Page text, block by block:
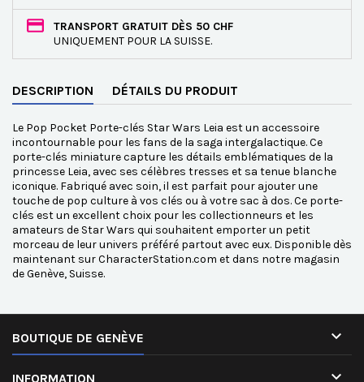
TRANSPORT GRATUIT DÈS 50 CHF
UNIQUEMENT POUR LA SUISSE.
DESCRIPTION DÉTAILS DU PRODUIT
Le Pop Pocket Porte-clés Star Wars Leia est un accessoire
incontournable pour les fans de la saga intergalactique. Ce
porte-clés miniature capture les détails emblématiques de la
princesse Leia, avec ses célèbres tresses et sa tenue blanche
iconique. Fabriqué avec soin, il est parfait pour ajouter une
touche de pop culture à vos clés ou à votre sac à dos. Ce porte-
clés est un excellent choix pour les collectionneurs et les
amateurs de Star Wars qui souhaitent emporter un petit
morceau de leur univers préféré partout avec eux. Disponible dès
maintenant sur CharacterStation.com et dans notre magasin
de Genève, Suisse.
BOUTIQUE DE GENÈVE 
INFORMATION 